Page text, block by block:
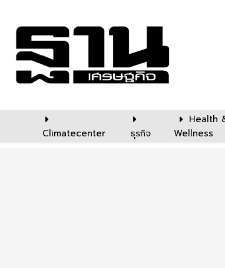
Climatecenter ธุรกิจ
Health
Wellness